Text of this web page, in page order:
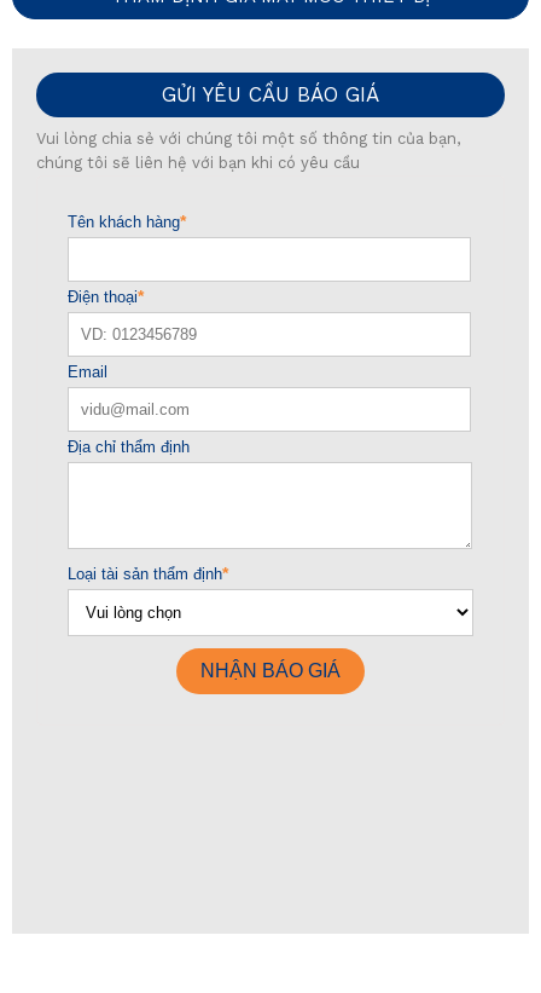
GỬI YÊU CẦU BÁO GIÁ
Vui lòng chia sẻ với chúng tôi một số thông tin của bạn,
chúng tôi sẽ liên hệ với bạn khi có yêu cầu